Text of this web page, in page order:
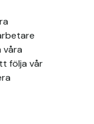
våra
följa vår